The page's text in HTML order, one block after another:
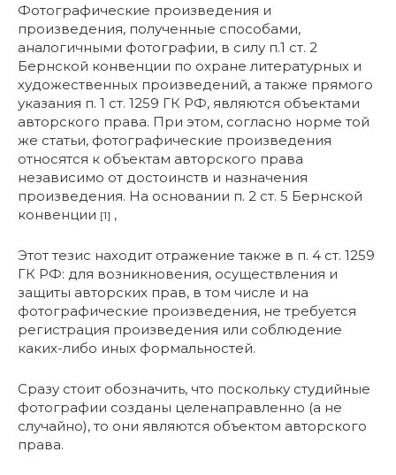
Фотографические произведения и
произведения, полученные способами,
аналогичными фотографии, в силу п.1 ст. 2
Бернской конвенции по охране литературных и
художественных произведений, а также прямого
указания п. 1 ст. 1259 ГК РФ, являются объектами
авторского права. При этом, согласно норме той
же статьи, фотографические произведения
относятся к объектам авторского права
независимо от достоинств и назначения
произведения. На основании п. 2 ст. 5 Бернской
конвенции [1] ,
Этот тезис находит отражение также в п. 4 ст. 1259
ГК РФ: для возникновения, осуществления и
защиты авторских прав, в том числе и на
фотографические произведения, не требуется
регистрация произведения или соблюдение
каких-либо иных формальностей.
Сразу стоит обозначить, что поскольку студийные
фотографии созданы целенаправленно (а не
случайно), то они являются объектом авторского
права.